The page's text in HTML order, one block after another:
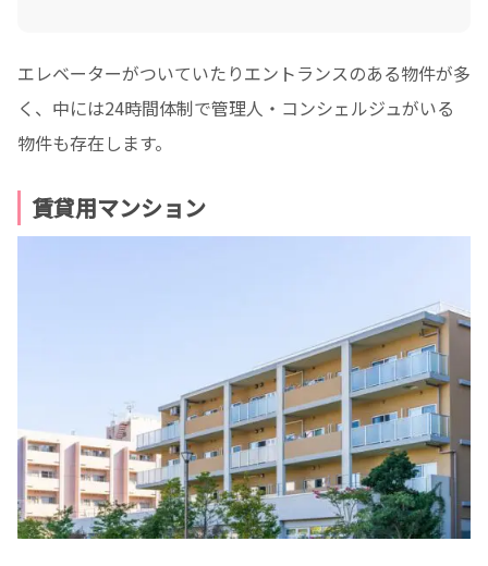
エレベーターがついていたりエントランスのある物件が多
く、中には24時間体制で管理人・コンシェルジュがいる
物件も存在します。
賃貸用マンション